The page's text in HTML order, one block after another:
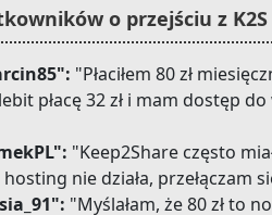
o przejściu z
"Płaciłem 80 zł
płacę 32 zł i mam dostęp
"Keep2Share często
nie działa, przełączam
"Myślałam, że 80 zł to